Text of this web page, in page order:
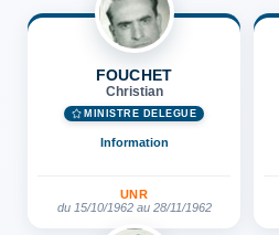
FOUCHET
Christian
MINISTRE DÉLÉGUÉ
Information
UNR
du 15/10/1962 au 28/11/1962